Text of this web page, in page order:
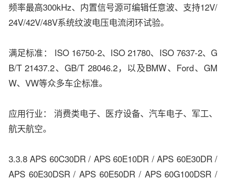
频率最高300kHz、内置信号源可编辑任意波、支持12V/
24V/42V/48V系统纹波电压电流闭环试验。
满足标准： ISO 16750-2、ISO 21780、ISO 7637-2、G
B/T 21437.2、GB/T 28046.2，以及BMW、Ford、GM
W、VW等众多车企标准。
应用行业： 消费类电子、医疗设备、汽车电子、军工、
航天航空。
3.3.8 APS 60C30DR / APS 60E10DR / APS 60E30DR /
APS 60E30DSR / APS 60E50DR / APS 60G100DSR /